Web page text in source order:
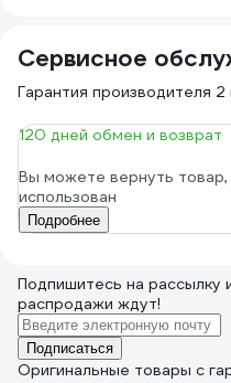
Сервисное
Гарантия производителя 2
120 дней обмен и возврат
Вы можете вернуть
использован
Подробнее
Подпишитесь на рассылку
распродажи ждут!
Подписаться
Оригинальные товары с